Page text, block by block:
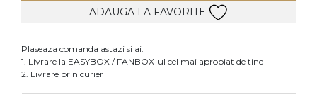
Accesorii
ADAUGA LA FAVORITE
Plaseaza comanda astazi si ai:
1. Livrare la EASYBOX / FANBOX-ul cel mai apropiat de tine
2. Livrare prin curier